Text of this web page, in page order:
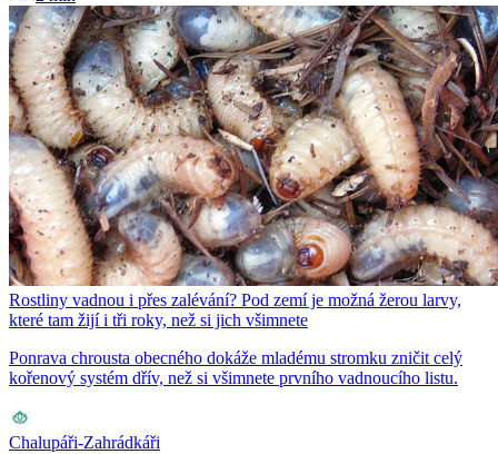
Rostliny vadnou i přes zalévání? Pod zemí je možná žerou larvy,
které tam žijí i tři roky, než si jich všimnete
Ponrava chrousta obecného dokáže mladému stromku zničit celý
kořenový systém dřív, než si všimnete prvního vadnoucího listu.
Chalupáři-Zahrádkáři